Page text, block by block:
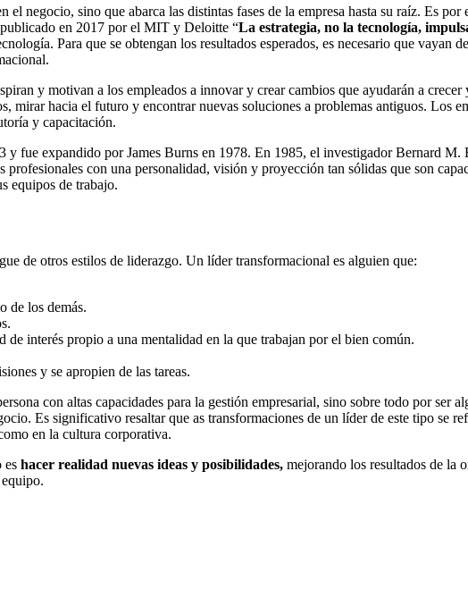
negocio, sino que abarca las distintas fases de la empresa hasta su raíz. Es
en 2017 por el MIT y Deloitte “La estrategia, no la tecnología,
Para que se obtengan los resultados esperados, es necesario que vayan
y motivan a los empleados a innovar y crear cambios que ayudarán a
mirar hacia el futuro y encontrar nuevas soluciones a problemas antiguos. Los
y capacitación.
y fue expandido por James Burns en 1978. En 1985, el investigador Bernard M.
con una personalidad, visión y proyección tan sólidas que son
equipos de trabajo.
de otros estilos de liderazgo. Un líder transformacional es alguien que:
de los demás.
interés propio a una mentalidad en la que trabajan por el bien común.
y se apropien de las tareas.
con altas capacidades para la gestión empresarial, sino sobre todo por ser
Es significativo resaltar que as transformaciones de un líder de este tipo se
en la cultura corporativa.
es hacer realidad nuevas ideas y posibilidades, mejorando los resultados de la